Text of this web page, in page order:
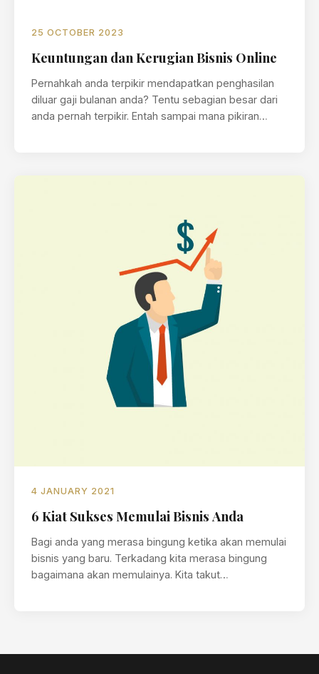
25 OCTOBER 2023
Keuntungan dan Kerugian Bisnis Online
Pernahkah anda terpikir mendapatkan penghasilan
diluar gaji bulanan anda? Tentu sebagian besar dari
anda pernah terpikir. Entah sampai mana pikiran…
4 JANUARY 2021
6 Kiat Sukses Memulai Bisnis Anda
Bagi anda yang merasa bingung ketika akan memulai
bisnis yang baru. Terkadang kita merasa bingung
bagaimana akan memulainya. Kita takut…